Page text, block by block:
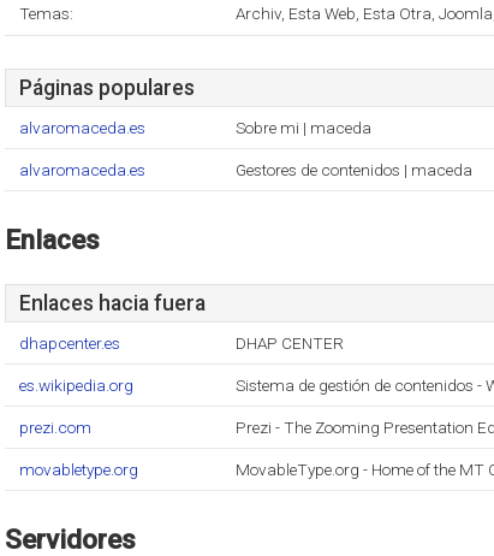
Temas: Archiv, Esta Web, Esta Otra,
Páginas populares
alvaromaceda.es Sobre mi | maceda
alvaromaceda.es Gestores de contenidos | maceda
Enlaces
Enlaces hacia fuera
dhapcenter.es DHAP CENTER
es.wikipedia.org Sistema de gestión de contenidos -
prezi.com Prezi - The Zooming Presentation
movabletype.org MovableType.org - Home of the MT
Servidores